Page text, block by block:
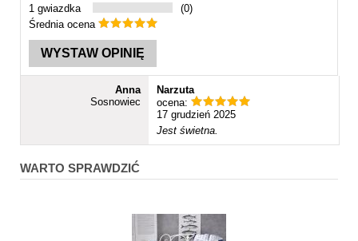
1 gwiazdka
(0)
Średnia ocena
WYSTAW OPINIĘ
Anna
Sosnowiec
Narzuta
ocena:
17 grudzień 2025
Jest świetna.
WARTO SPRAWDZIĆ